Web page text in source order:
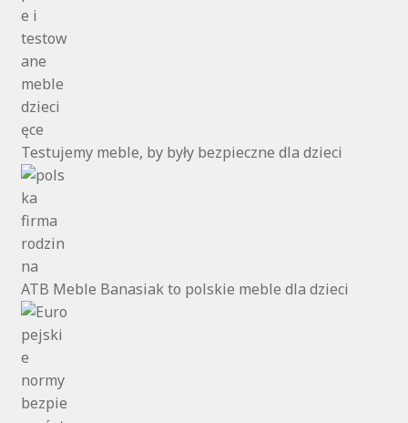
Testujemy meble, by były bezpieczne dla dzieci
ATB Meble Banasiak to polskie meble dla dzieci